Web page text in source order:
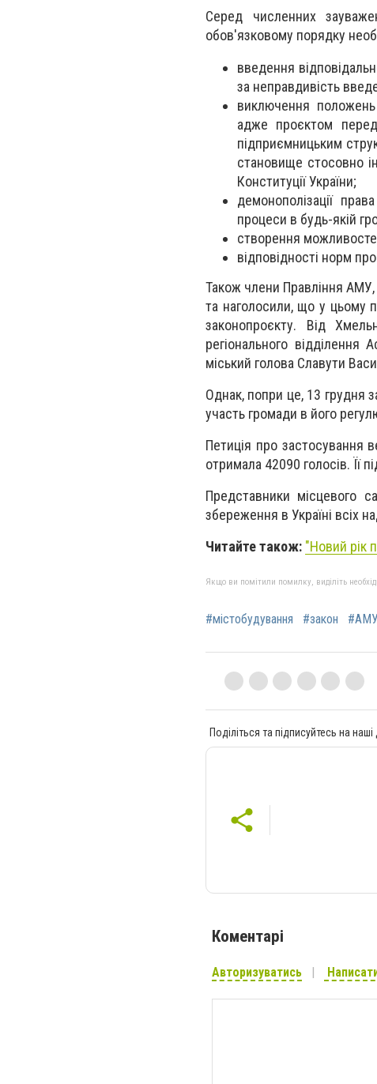
Серед численних
обов'язковому порядку
введення
за неправдивість
виключення
адже проєктом
підприємницьким
становище стосовно
Конституції України;
демонополізації
процеси в будь-якій
створення
відповідності норм
Також члени Правління АМУ,
та наголосили, що у цьому
законопроєкту. Від
регіонального
міський голова Славути
Однак, попри це, 13 грудня
участь громади в його
Петиція про застосування
отримала 42090 голосів. Її
Представники місцевого
збереження в Україні всіх
Читайте також: "Новий рік
Якщо ви помітили помилку, виділіть
#містобудування #закон #АМУ
Поділіться та підписуйтесь на
Коментарі
Авторизуватись